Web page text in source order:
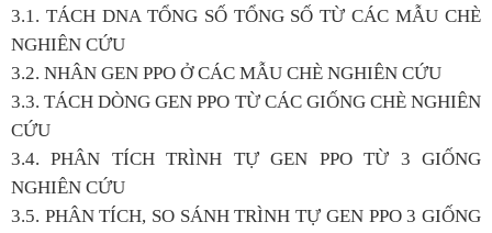
3.1. TÁCH DNA TỔNG SỐ TỔNG SỐ TỪ CÁC MẪU CHÈ
NGHIÊN CỨU
3.2. NHÂN GEN PPO Ở CÁC MẪU CHÈ NGHIÊN CỨU
3.3. TÁCH DÒNG GEN PPO TỪ CÁC GIỐNG CHÈ NGHIÊN
CỨU
3.4. PHÂN TÍCH TRÌNH TỰ GEN PPO TỪ 3 GIỐNG
NGHIÊN CỨU
3.5. PHÂN TÍCH, SO SÁNH TRÌNH TỰ GEN PPO 3 GIỐNG